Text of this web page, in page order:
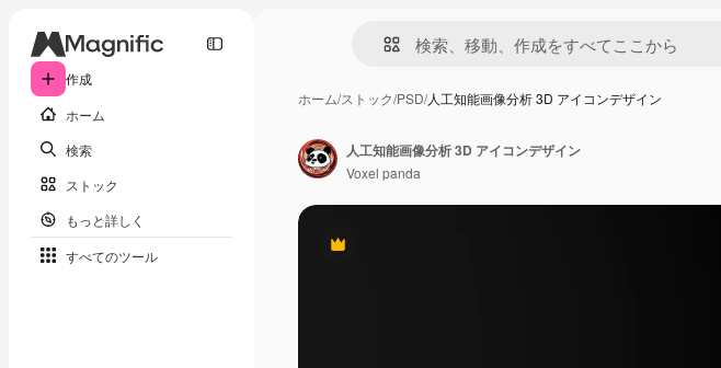
作成
ホーム
検索
ストック
もっと詳しく
すべてのツール
ホーム/ストック/PSD/人工知能画像分析 3D アイコンデザイン
Premium
人工知能画像分析 3D アイコンデザイン
Voxel panda